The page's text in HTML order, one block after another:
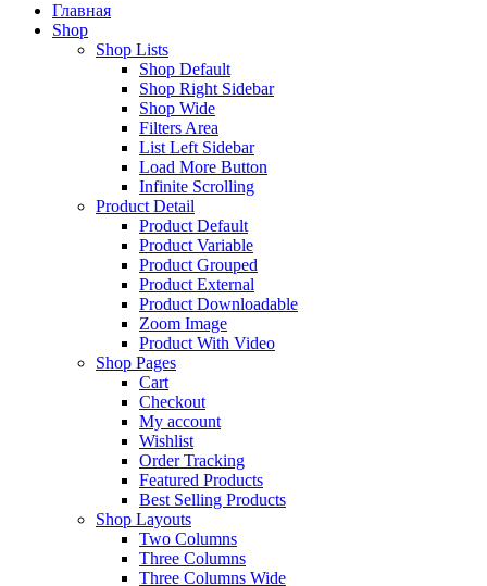
Главная
Shop
Shop Lists
Shop Default
Shop Right Sidebar
Shop Wide
Filters Area
List Left Sidebar
Load More Button
Infinite Scrolling
Product Detail
Product Default
Product Variable
Product Grouped
Product External
Product Downloadable
Zoom Image
Product With Video
Shop Pages
Cart
Checkout
My account
Wishlist
Order Tracking
Featured Products
Best Selling Products
Shop Layouts
Two Columns
Three Columns
Three Columns Wide